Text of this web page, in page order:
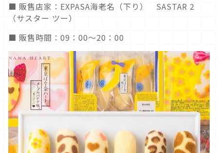
■ 販售店家：EXPASA海老名（下り） SASTAR 2
（サスター ツー）
■ 販售時間：09：00～20：00